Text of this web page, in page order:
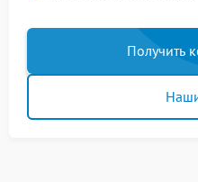
Получить